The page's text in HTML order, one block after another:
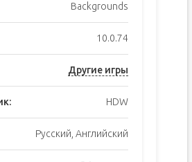
Backgrounds
10.0.74
Другие игры
HDW
Русский, Английский